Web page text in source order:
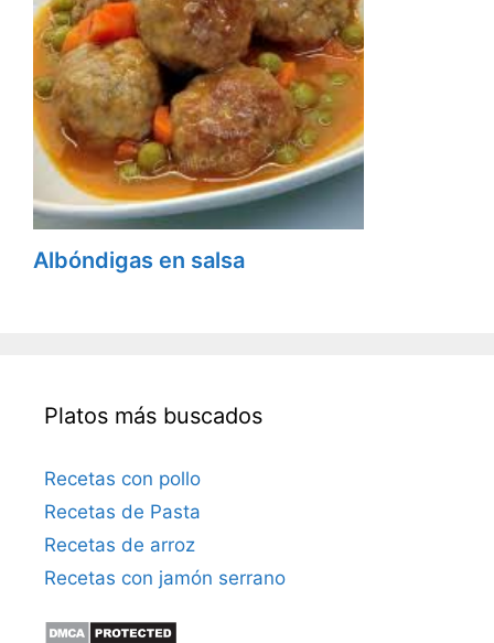
Albóndigas en salsa
Platos más buscados
Recetas con pollo
Recetas de Pasta
Recetas de arroz
Recetas con jamón serrano